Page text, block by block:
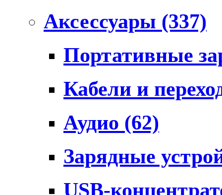
Аксессуары (337)
Портативные
Кабели и
Аудио (62)
Зарядные
USB-